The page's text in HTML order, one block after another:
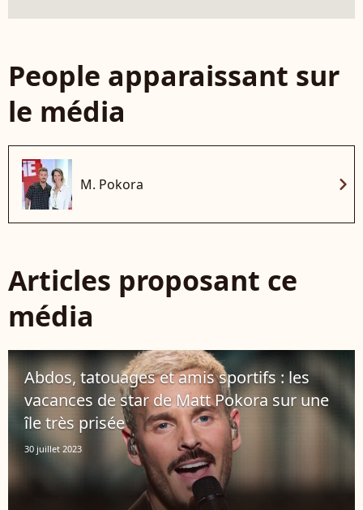
People apparaissant sur
le média
M. Pokora chevron_right
Articles proposant ce
média
Abdos, tatouages et amis sportifs : les
vacances de star de Matt Pokora sur une
île très prisée
30 juillet 2023